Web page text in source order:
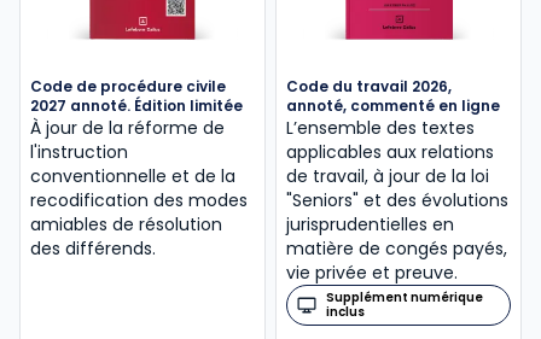
Code de procédure civile
2027 annoté. Édition limitée
À jour de la réforme de
l'instruction
conventionnelle et de la
recodification des modes
amiables de résolution
des différends.
Code du travail 2026,
annoté, commenté en ligne
L’ensemble des textes
applicables aux relations
de travail, à jour de la loi
"Seniors" et des évolutions
jurisprudentielles en
matière de congés payés,
vie privée et preuve.
Supplément numérique
inclus